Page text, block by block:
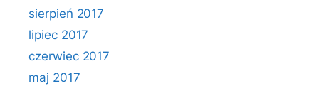
sierpień 2017
lipiec 2017
czerwiec 2017
maj 2017